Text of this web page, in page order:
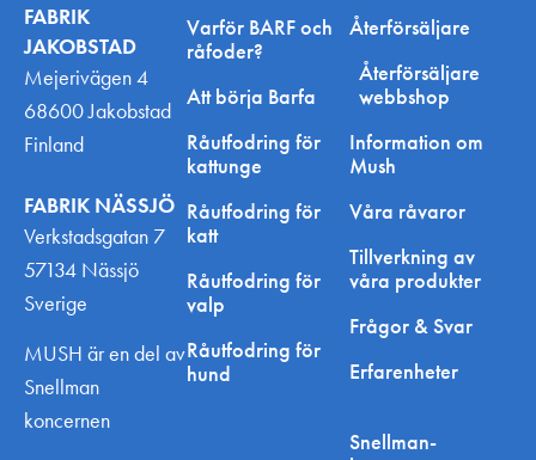
FABRIK
JAKOBSTAD
Mejerivägen 4
68600 Jakobstad
Finland
FABRIK NÄSSJÖ
Verkstadsgatan 7
57134 Nässjö
Sverige
MUSH är en del av
Snellman
koncernen
Varför BARF och
råfoder?
Att börja Barfa
Råutfodring för
kattunge
Råutfodring för
katt
Råutfodring för
valp
Råutfodring för
hund
Återförsäljare
Återförsäljare
webbshop
Information om
Mush
Våra råvaror
Tillverkning av
våra produkter
Frågor & Svar
Erfarenheter
Snellman-